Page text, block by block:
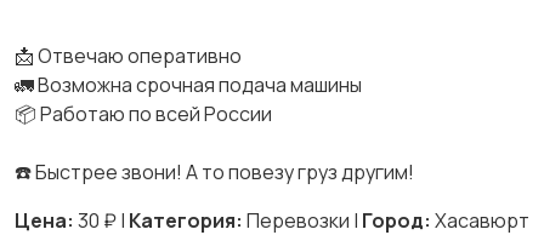
📩 Отвечаю оперативно
🚛 Возможна срочная подача машины
📦 Работаю по всей России
☎️ Быстрее звони! А то повезу груз другим!
Цена: 30 ₽ | Категория: Перевозки | Город: Хасавюрт